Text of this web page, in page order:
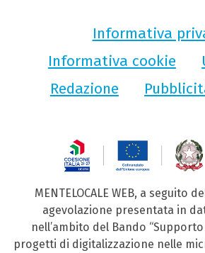
Informativa
Informativa cookie
Redazione
MENTELOCALE WEB, a seguito
agevolazione presentata in
nell’ambito del Bando
progetti di digitalizzazione nelle